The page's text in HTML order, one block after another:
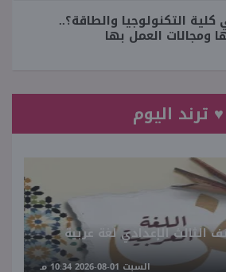
التكنولوجيا والطاقة؟..
ومجالات العمل بها
♥ ترند اليوم
الثالث الإعدادي لغة عربية
السبت 01-08-2026 10:34 مـ